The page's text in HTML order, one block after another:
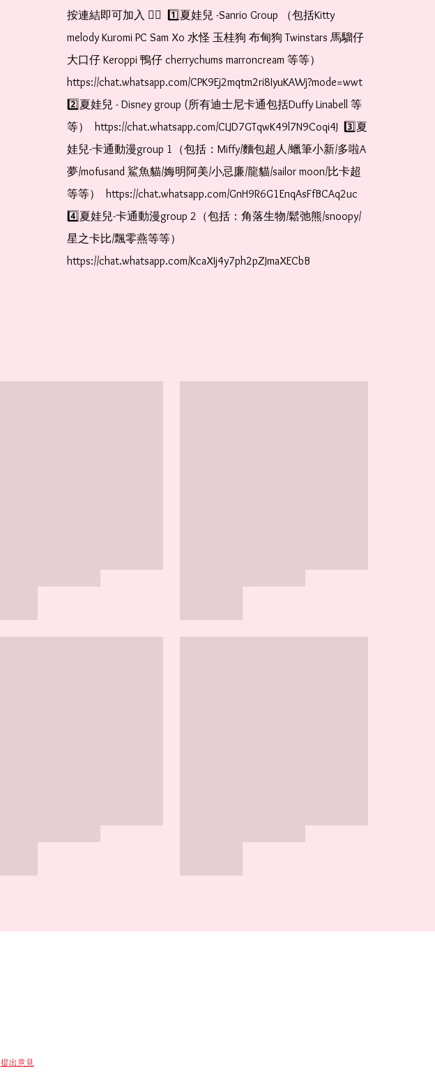
按連結即可加入 👇🏻  1️⃣夏娃兒 -Sanrio Group （包括Kitty
melody Kuromi PC Sam Xo 水怪 玉桂狗 布甸狗 Twinstars 馬騮仔
大口仔 Keroppi 鴨仔 cherrychums marroncream 等等）
https://chat.whatsapp.com/CPK9Ej2mqtm2ri8IyuKAWj?mode=wwt
2️⃣夏娃兒 - Disney group (所有迪士尼卡通包括Duffy Linabell 等
等）  https://chat.whatsapp.com/CLJD7GTqwK49l7N9Coqi4J  3️⃣夏
娃兒-卡通動漫group 1（包括：Miffy/麵包超人/蠟筆小新/多啦A
夢/mofusand 鯊魚貓/娒明阿美/小忌廉/龍貓/sailor moon/比卡超
等等）  https://chat.whatsapp.com/GnH9R6G1EnqAsFfBCAq2uc
4️⃣夏娃兒-卡通動漫group 2（包括：角落生物/鬆弛熊/snoopy/
星之卡比/飄零燕等等）
https://chat.whatsapp.com/KcaXIj4y7ph2pZJmaXECbB
提出意見